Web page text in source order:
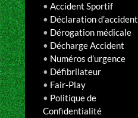
• Accident Sportif
• Déclaration d’accident
• Dérogation médicale
• Décharge Accident
• Numéros d’urgence
• Défibrilateur
• Fair-Play
• Politique de
Confidentialité